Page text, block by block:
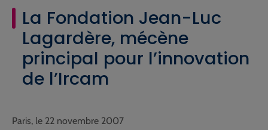
La Fondation Jean-Luc
Lagardère, mécène
principal pour l’innovation
de l’Ircam
Paris, le 22 novembre 2007